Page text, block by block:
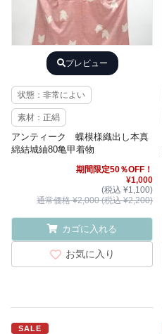
プレビュー
状態：非常によい
素材：正絹
アンティーク 蝶模様織出し本真
綿結城紬80亀甲着物
期間限定50％OFF！
¥1,000
(税込 ¥1,100)
通常価格 ¥2,000 (税込 ¥2,200)
カゴに入れる
お気に入り
SALE